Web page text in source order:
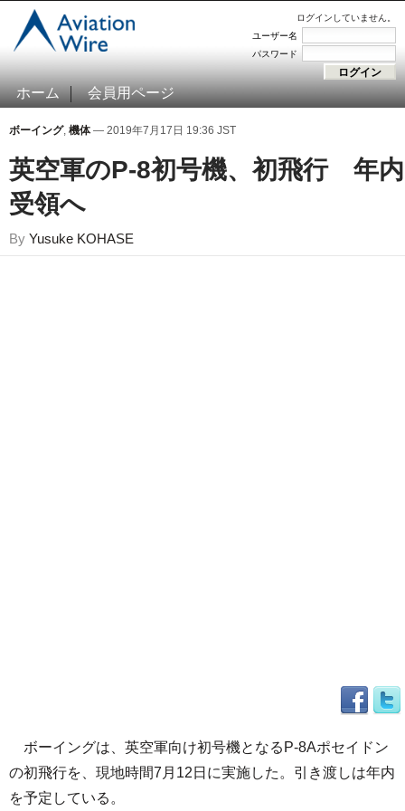
ログインしていません。
ユーザー名
パスワード
ホーム 会員用ページ
ボーイング, 機体— 2019年7月17日 19:36 JST
英空軍のP-8初号機、初飛行 年内
受領へ
By Yusuke KOHASE
ボーイングは、英空軍向け初号機となるP-8Aポセイドン
の初飛行を、現地時間7月12日に実施した。引き渡しは年内
を予定している。